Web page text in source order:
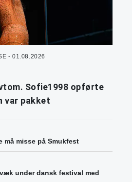
- 01.08.2026
Sofie1998 opførte
var pakket
må misse på Smukfest
under dansk festival med